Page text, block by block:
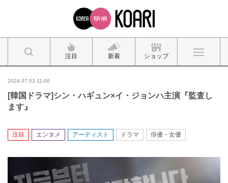
注目 新着 ショップ
2024.07.03 11:00
[韓国ドラマ]シン・ハギュン×イ・ジョンハ主演『監査し
ます』
注目 エンタメ アーティスト ドラマ 俳優・女優